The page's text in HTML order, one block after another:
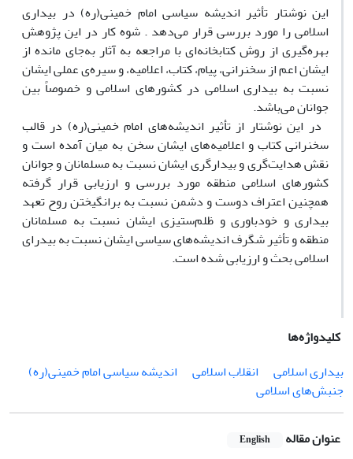
این نوشتار تأثیر اندیشه سیاسی امام خمینی(ره) در بیداری
اسلامی را مورد بررسی قرار می‌دهد . شوه کار در این پژوهش
بهره‌گیری از روش کتابخانه‌ای با مراجعه به آثار به‌جای مانده از
ایشان اعم از سخنرانی، پیام، کتاب، اعلامیه، و سیره‌ی عملی ایشان
نسبت به بیداری اسلامی در کشورهای اسلامی و خصوصاً بین
جوانان می‌باشد.
در این نوشتار از تأثیر اندیشه‌های امام خمینی(ره) در قالب
سخنرانی کتاب و اعلامیه‌های ایشان سخن به میان آمده است و
نقش هدایت‌گری و بیدارگری ایشان نسبت به مسلمانان و جوانان
کشورهای اسلامی منطقه مورد بررسی و ارزیابی قرار گرفته
همچنین اعتراف دوست و دشمن نسبت به برانگیختن روح تعهد
بیداری و خودباوری و ظلم‌ستیزی ایشان نسبت به مسلمانان
منطقه و تأثیر شگرف اندیشه‌های سیاسی ایشان نسبت به بیدرای
اسلامی بحث و ارزیابی شده است.
کلیدواژه‌ها
بیداری اسلامی
انقلاب اسلامی
اندیشه سیاسی امام خمینی(ره)
جنبش‌های اسلامی
عنوان مقاله English